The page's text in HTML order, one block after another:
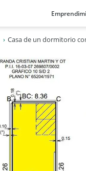
Casa de un dormitorio